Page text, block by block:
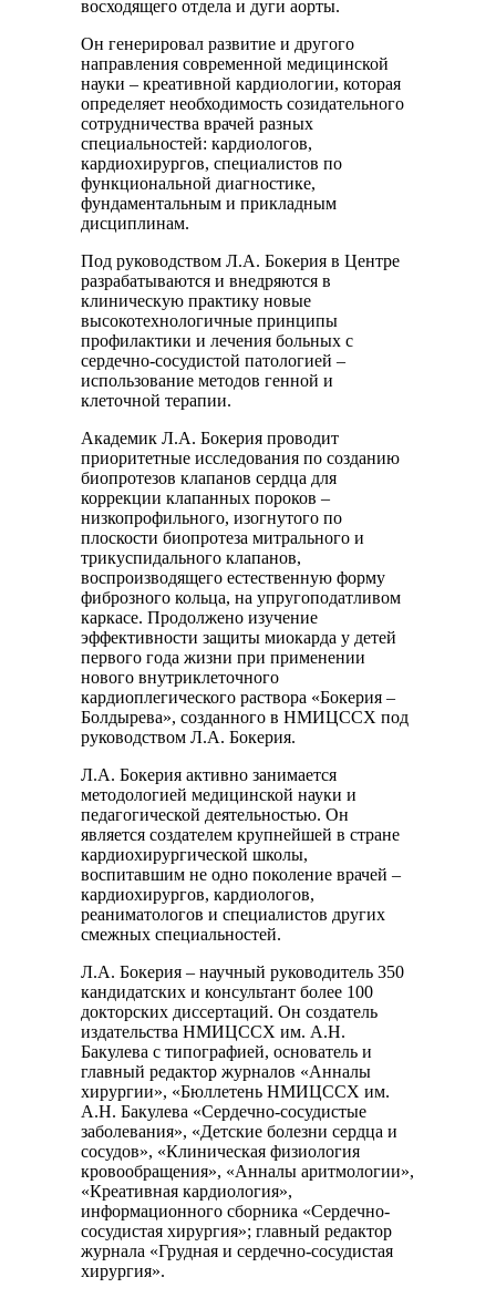
восходящего отдела и дуги аорты.
Он генерировал развитие и другого
направления современной медицинской
науки – креативной кардиологии, которая
определяет необходимость созидательного
сотрудничества врачей разных
специальностей: кардиологов,
кардиохирургов, специалистов по
функциональной диагностике,
фундаментальным и прикладным
дисциплинам.
Под руководством Л.А. Бокерия в Центре
разрабатываются и внедряются в
клиническую практику новые
высокотехнологичные принципы
профилактики и лечения больных с
сердечно-сосудистой патологией –
использование методов генной и
клеточной терапии.
Академик Л.А. Бокерия проводит
приоритетные исследования по созданию
биопротезов клапанов сердца для
коррекции клапанных пороков –
низкопрофильного, изогнутого по
плоскости биопротеза митрального и
трикуспидального клапанов,
воспроизводящего естественную форму
фиброзного кольца, на упругоподатливом
каркасе. Продолжено изучение
эффективности защиты миокарда у детей
первого года жизни при применении
нового внутриклеточного
кардиоплегического раствора «Бокерия –
Болдырева», созданного в НМИЦССХ под
руководством Л.А. Бокерия.
Л.А. Бокерия активно занимается
методологией медицинской науки и
педагогической деятельностью. Он
является создателем крупнейшей в стране
кардиохирургической школы,
воспитавшим не одно поколение врачей –
кардиохирургов, кардиологов,
реаниматологов и специалистов других
смежных специальностей.
Л.А. Бокерия – научный руководитель 350
кандидатских и консультант более 100
докторских диссертаций. Он создатель
издательства НМИЦССХ им. А.Н.
Бакулева с типографией, основатель и
главный редактор журналов «Анналы
хирургии», «Бюллетень НМИЦССХ им.
А.Н. Бакулева «Сердечно-сосудистые
заболевания», «Детские болезни сердца и
сосудов», «Клиническая физиология
кровообращения», «Анналы аритмологии»,
«Креативная кардиология»,
информационного сборника «Сердечно-
сосудистая хирургия»; главный редактор
журнала «Грудная и сердечно-сосудистая
хирургия».